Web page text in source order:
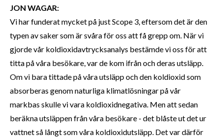
JON WAGAR:
Vi har funderat mycket på just Scope 3, eftersom det är den
typen av saker som är svåra för oss att få grepp om. När vi
gjorde vår koldioxidavtrycksanalys bestämde vi oss för att
titta på våra besökare, var de kom ifrån och deras utsläpp.
Om vi bara tittade på våra utsläpp och den koldioxid som
absorberas genom naturliga klimatlösningar på vår
markbas skulle vi vara koldioxidnegativa. Men att sedan
beräkna utsläppen från våra besökare - det blåste ut det ur
vattnet så långt som våra koldioxidutsläpp. Det var därför